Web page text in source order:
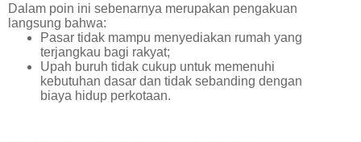
Dalam poin ini sebenarnya merupakan pengakuan
langsung bahwa:
Pasar tidak mampu menyediakan rumah yang
terjangkau bagi rakyat;
Upah buruh tidak cukup untuk memenuhi
kebutuhan dasar dan tidak sebanding dengan
biaya hidup perkotaan.